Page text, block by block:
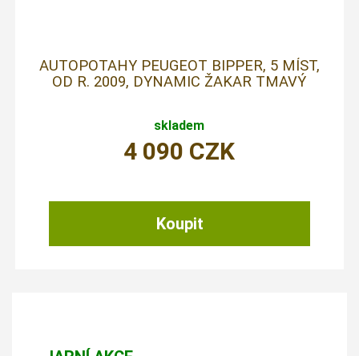
AUTOPOTAHY PEUGEOT BIPPER, 5 MÍST,
OD R. 2009, DYNAMIC ŽAKAR TMAVÝ
skladem
4 090 CZK